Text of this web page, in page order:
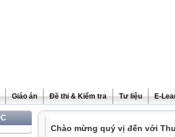
Giáo án Đề thi & Kiểm tra Tư liệu E-
Chào mừng quý vị đến với